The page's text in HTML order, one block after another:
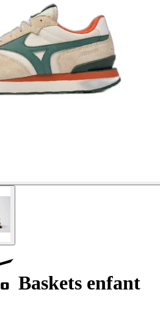
Baskets enfant